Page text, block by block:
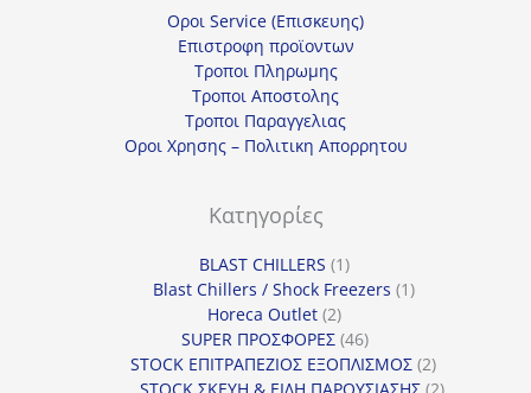
Οροι Service (Επισκευης)
Επιστροφη προϊοντων
Τροποι Πληρωμης
Τροποι Αποστολης
Τροποι Παραγγελιας
Οροι Χρησης – Πολιτικη Απορρητου
Κατηγορίες
BLAST CHILLERS 11
προϊόν
Blast Chillers / Shock Freezers 11
Horeca Outlet 22
προϊόντα
SUPER ΠΡΟΣΦΟΡΕΣ 4646
προϊόντα
STOCK ΕΠΙΤΡΑΠΕΖΙΟΣ ΕΞΟΠΛΙΣΜΟΣ 22
προϊόντα
STOCK ΣΚΕΥΗ & ΕΙΔΗ ΠΑΡΟΥΣΙΑΣΗΣ 22